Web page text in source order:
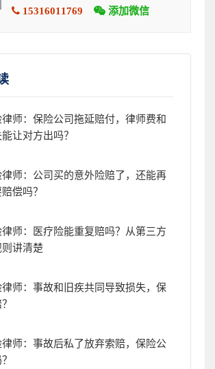
15316011769 添加微信
律师：保险公司拖延赔付，律师费和
让对方出吗？
律师：公司买的意外险赔了，还能再
偿吗？
律师：医疗险能重复赔吗？从第三方
讲清楚
律师：事故和旧疾共同导致损失，保
律师：事故后私了放弃索赔，保险公